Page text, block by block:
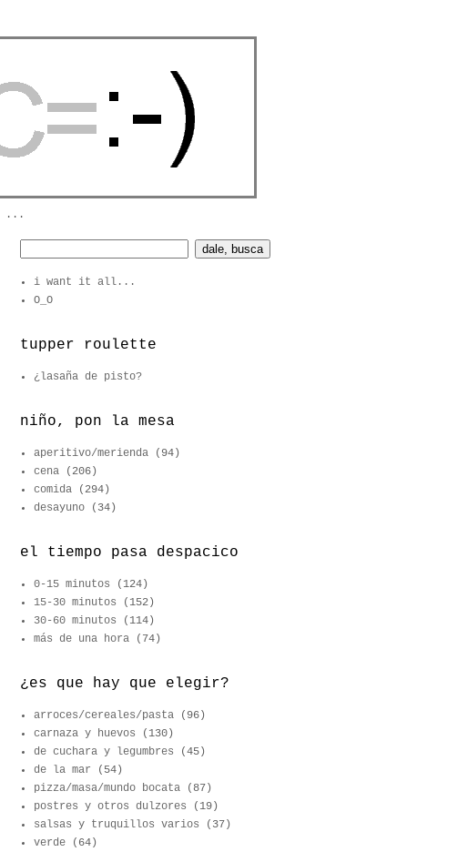
...
i want it all...
O_O
tupper roulette
¿lasaña de pisto?
niño, pon la mesa
aperitivo/merienda
(94)
cena
(206)
comida
(294)
desayuno
(34)
el tiempo pasa despacico
0-15 minutos
(124)
15-30 minutos
(152)
30-60 minutos
(114)
más de una hora
(74)
¿es que hay que elegir?
arroces/cereales/pasta
(96)
carnaza y huevos
(130)
de cuchara y legumbres
(45)
de la mar
(54)
pizza/masa/mundo bocata
(87)
postres y otros dulzores
(19)
salsas y truquillos varios
(37)
verde
(64)